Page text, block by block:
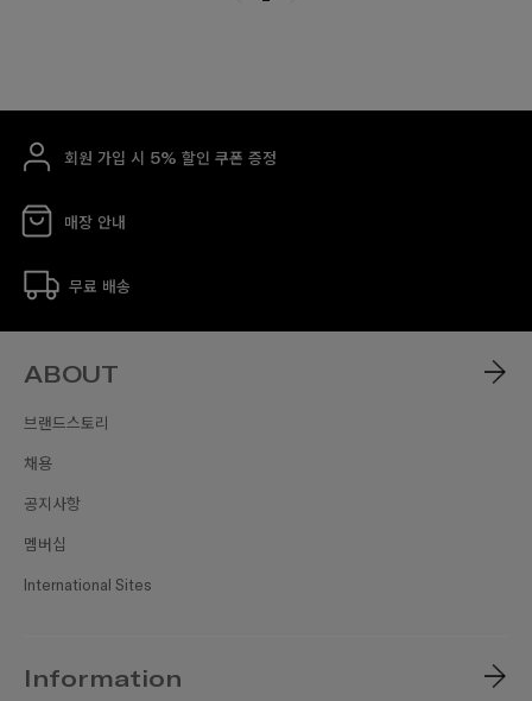
회원 가입 시 5% 할인 쿠폰 증정
매장 안내
무료 배송
ABOUT
브랜드스토리
채용
공지사항
멤버십
International Sites
Information